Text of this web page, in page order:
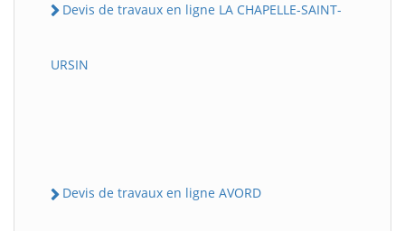
Devis de travaux en ligne LA CHAPELLE-SAINT-
URSIN
Devis de travaux en ligne AVORD